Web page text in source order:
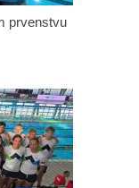
prvenstvu